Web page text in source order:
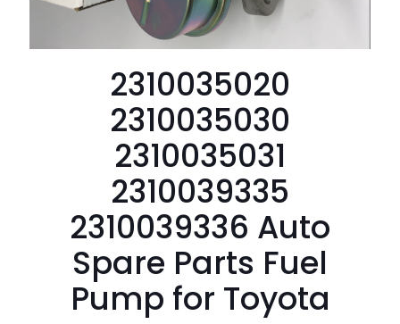
2310035020
2310035030
2310035031
2310039335
2310039336 Auto
Spare Parts Fuel
Pump for Toyota